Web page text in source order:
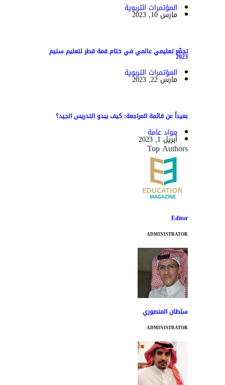
المؤتمرات التربوية
مارس 10, 2023
تجمّع تعليمي عالمي في ختام قمة قطر لتعليم ستيم
2023
المؤتمرات التربوية
مارس 22, 2023
بعيداً عن قائمة المراجعة: كيف يبدو التدريس الجيد؟
مواد عامة
أبريل 1, 2023
Top Authors
Editor
ADMINISTRATOR
سلطان المنصوري
ADMINISTRATOR